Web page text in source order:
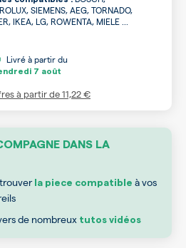
SIEMENS, AEG, TORNADO,
IKEA, LG, ROWENTA, MIELE ...
Livré à partir du
7 août
à partir de11,22 €
DANS LA
la piece compatible à vos
de nombreux tutos vidéos